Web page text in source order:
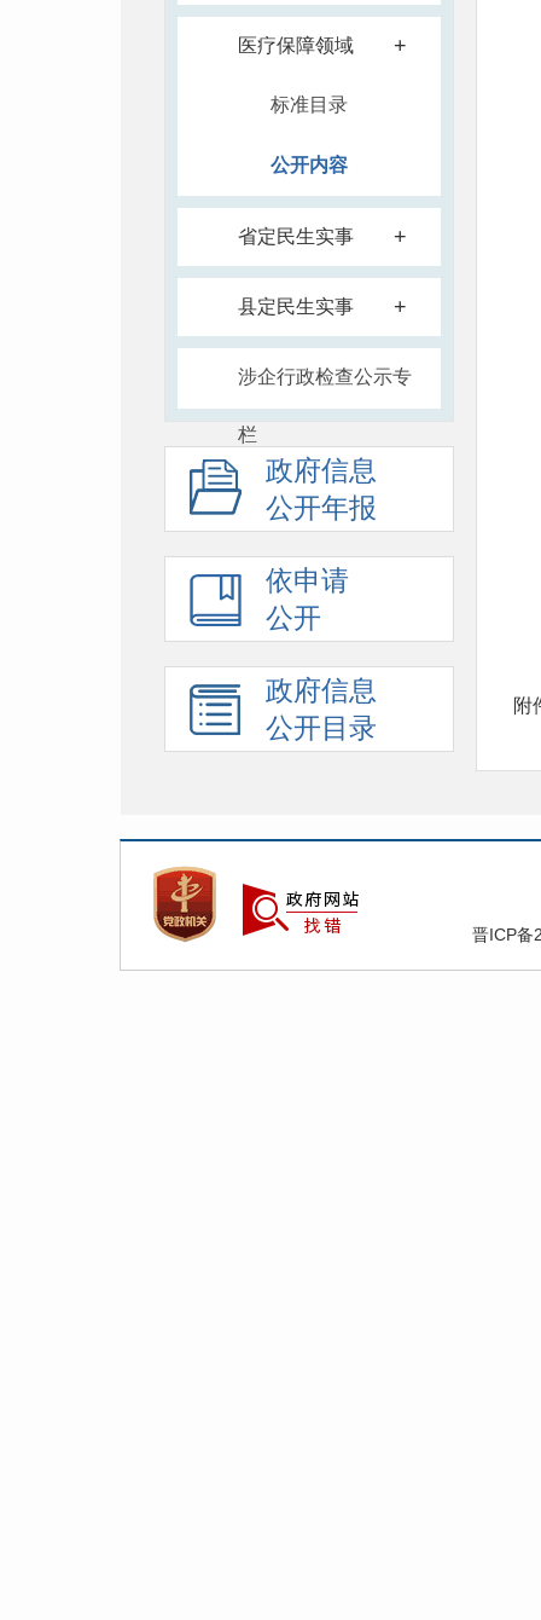
医疗保障领域 +
标准目录
公开内容
省定民生实事 +
县定民生实事 +
涉企行政检查公示专
栏
政府信息
公开年报
依申请
公开
政府信息
公开目录
附
晋ICP备